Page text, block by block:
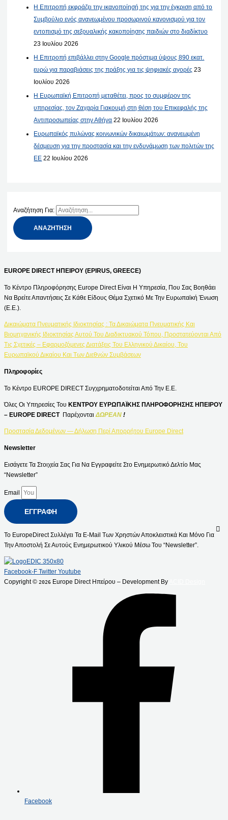
Η Επιτροπή εκφράζει την ικανοποίησή της για την έγκριση από το
Συμβούλιο ενός ανανεωμένου προσωρινού κανονισμού για τον
εντοπισμό της σεξουαλικής κακοποίησης παιδιών στο διαδίκτυο
23 Ιουλίου 2026
Η Επιτροπή επιβάλλει στην Google πρόστιμα ύψους 890 εκατ.
ευρώ για παραβιάσεις της πράξης για τις ψηφιακές αγορές 23
Ιουλίου 2026
Η Ευρωπαϊκή Επιτροπή μεταθέτει, προς το συμφέρον της
υπηρεσίας, τον Ζαχαρία Γιακουμή στη θέση του Επικεφαλής της
Αντιπροσωπείας στην Αθήνα 22 Ιουλίου 2026
Ευρωπαϊκός πυλώνας κοινωνικών δικαιωμάτων: ανανεωμένη
δέσμευση για την προστασία και την ενδυνάμωση των πολιτών της
ΕΕ 22 Ιουλίου 2026
Αναζήτηση Για:
EUROPE DIRECT ΗΠΕΙΡΟΥ (EPIRUS, GREECE)
Το Κέντρο Πληροφόρησης Europe Direct Είναι Η Υπηρεσία, Που Σας Βοηθάει
Να Βρείτε Απαντήσεις Σε Κάθε Είδους Θέμα Σχετικό Με Την Ευρωπαϊκή Ένωση
(Ε.Ε.).
Δικαιώματα Πνευματικής Ιδιοκτησίας : Τα Δικαιώματα Πνευματικής Και
Βιομηχανικής Ιδιοκτησίας Αυτού Του Διαδικτυακού Τόπου, Προστατεύονται Από
Τις Σχετικές – Εφαρμοζόμενες Διατάξεις Του Ελληνικού Δικαίου, Του
Ευρωπαϊκού Δικαίου Και Των Διεθνών Συμβάσεων
Πληροφορίες
Το Κέντρο EUROPE DIRECT Συγχρηματοδοτείται Από Την Ε.Ε.
Όλες Οι Υπηρεσίες Του ΚΕΝΤΡΟΥ ΕΥΡΩΠΑΪΚΗΣ ΠΛΗΡΟΦΟΡΗΣΗΣ ΗΠΕΙΡΟΥ
– EUROPE DIRECT Παρέχονται ΔΩΡΕΑΝ !
Προστασία Δεδομένων — Δήλωση Περί Απορρήτου Europe Direct
Newsletter
Εισάγετε Τα Στοιχεία Σας Για Να Εγγραφείτε Στο Ενημερωτικό Δελτίο Μας
“Newsletter”
Email
ΕΓΓΡΑΦΉ
Το EuropeDirect Συλλέγει Τα E-Mail Των Χρηστών Αποκλειστικά Και Μόνο Για
Την Αποστολή Σε Αυτούς Ενημερωτικού Υλικού Μέσω Του “Newsletter”.
Facebook-F Twitter Youtube
Copyright © 2026 Europe Direct Ηπείρου – Development By
Facebook